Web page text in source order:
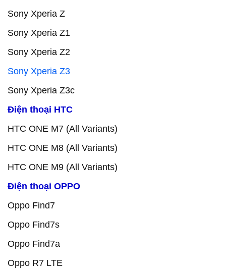
Sony Xperia Z
Sony Xperia Z1
Sony Xperia Z2
Sony Xperia Z3
Sony Xperia Z3c
Điện thoại HTC
HTC ONE M7 (All Variants)
HTC ONE M8 (All Variants)
HTC ONE M9 (All Variants)
Điện thoại OPPO
Oppo Find7
Oppo Find7s
Oppo Find7a
Oppo R7 LTE